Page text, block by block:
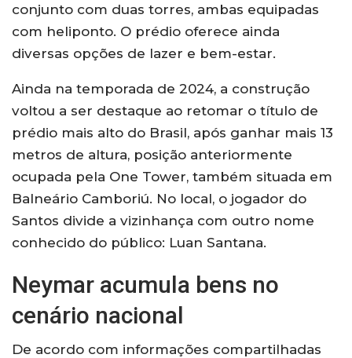
conjunto com duas torres, ambas equipadas
com heliponto. O prédio oferece ainda
diversas opções de lazer e bem-estar.
Ainda na temporada de 2024, a construção
voltou a ser destaque ao retomar o título de
prédio mais alto do Brasil, após ganhar mais 13
metros de altura, posição anteriormente
ocupada pela One Tower, também situada em
Balneário Camboriú. No local, o jogador do
Santos divide a vizinhança com outro nome
conhecido do público: Luan Santana.
Neymar acumula bens no
cenário nacional
De acordo com informações compartilhadas